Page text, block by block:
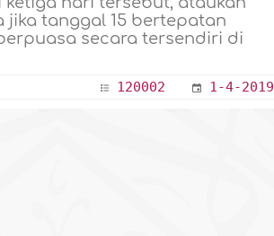
jika tanggal 15 bertepatan
secara tersendiri di
120002 1-4-2019